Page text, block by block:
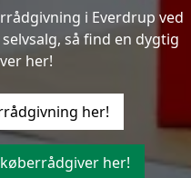
i Everdrup ved
så find en dygtig
her!
her!
her!